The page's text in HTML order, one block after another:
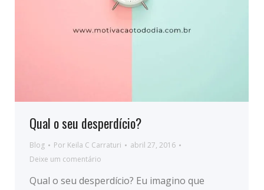
Qual o seu desperdício?
Blog Por Keila C Carraturi
abril 27, 2016
Deixe um comentário
Qual o seu desperdício? Eu imagino que